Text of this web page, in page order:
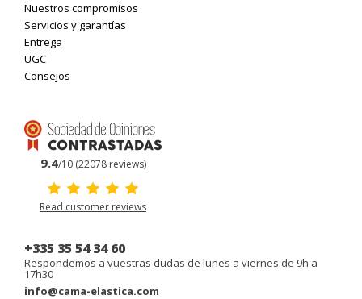
Nuestros compromisos
Servicios y garantías
Entrega
UGC
Consejos
9.4/10 (22078 reviews)
Read customer reviews
+335 35 54 34 60
Respondemos a vuestras dudas de lunes a viernes de 9h a
17h30
info@cama-elastica.com